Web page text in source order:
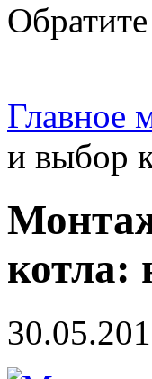
Главное
и выбор
котла: